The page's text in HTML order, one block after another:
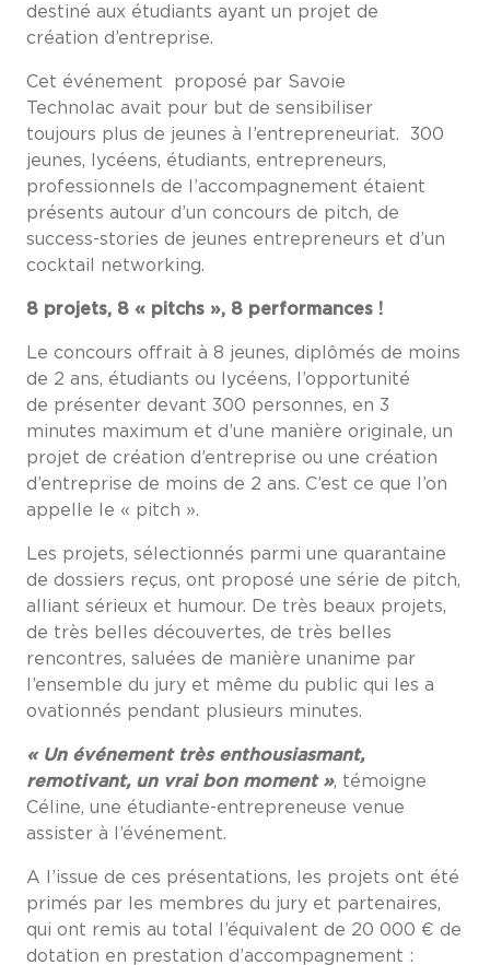
destiné aux étudiants ayant un projet de
création d’entreprise.
Cet événement proposé par Savoie
Technolac avait pour but de sensibiliser
toujours plus de jeunes à l’entrepreneuriat. 300
jeunes, lycéens, étudiants, entrepreneurs,
professionnels de l’accompagnement étaient
présents autour d’un concours de pitch, de
success-stories de jeunes entrepreneurs et d’un
cocktail networking.
8 projets, 8 « pitchs », 8 performances !
Le concours offrait à 8 jeunes, diplômés de moins
de 2 ans, étudiants ou lycéens, l’opportunité
de présenter devant 300 personnes, en 3
minutes maximum et d’une manière originale, un
projet de création d’entreprise ou une création
d’entreprise de moins de 2 ans. C’est ce que l’on
appelle le « pitch ».
Les projets, sélectionnés parmi une quarantaine
de dossiers reçus, ont proposé une série de pitch,
alliant sérieux et humour. De très beaux projets,
de très belles découvertes, de très belles
rencontres, saluées de manière unanime par
l’ensemble du jury et même du public qui les a
ovationnés pendant plusieurs minutes.
« Un événement très enthousiasmant,
remotivant, un vrai bon moment », témoigne
Céline, une étudiante-entrepreneuse venue
assister à l’événement.
A l’issue de ces présentations, les projets ont été
primés par les membres du jury et partenaires,
qui ont remis au total l’équivalent de 20 000 € de
dotation en prestation d’accompagnement :